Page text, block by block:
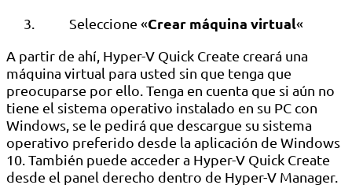
Seleccione «Crear máquina virtual«
A partir de ahí, Hyper-V Quick Create creará una
máquina virtual para usted sin que tenga que
preocuparse por ello. Tenga en cuenta que si aún no
tiene el sistema operativo instalado en su PC con
Windows, se le pedirá que descargue su sistema
operativo preferido desde la aplicación de Windows
10. También puede acceder a Hyper-V Quick Create
desde el panel derecho dentro de Hyper-V Manager.